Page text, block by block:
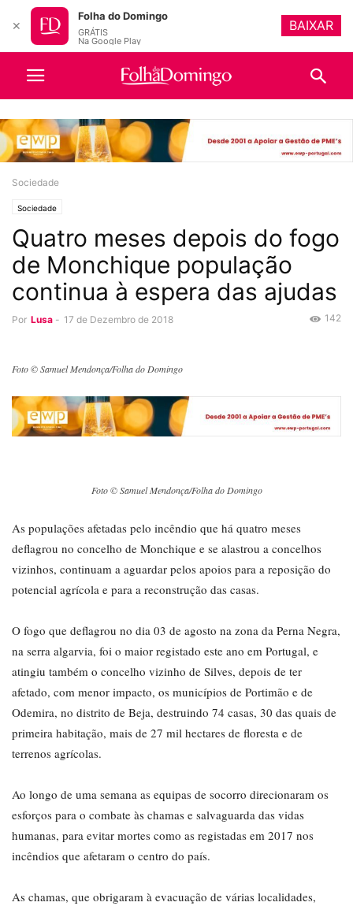
Sociedade
Sociedade
Quatro meses depois do fogo
de Monchique população
continua à espera das ajudas
Por Lusa - 17 de Dezembro de 2018 142
Foto © Samuel Mendonça/Folha do Domingo
Foto © Samuel Mendonça/Folha do Domingo
As populações afetadas pelo incêndio que há quatro meses
deflagrou no concelho de Monchique e se alastrou a concelhos
vizinhos, continuam a aguardar pelos apoios para a reposição do
potencial agrícola e para a reconstrução das casas.
O fogo que deflagrou no dia 03 de agosto na zona da Perna Negra,
na serra algarvia, foi o maior registado este ano em Portugal, e
atingiu também o concelho vizinho de Silves, depois de ter
afetado, com menor impacto, os municípios de Portimão e de
Odemira, no distrito de Beja, destruindo 74 casas, 30 das quais de
primeira habitação, mais de 27 mil hectares de floresta e de
terrenos agrícolas.
Ao longo de uma semana as equipas de socorro direcionaram os
esforços para o combate às chamas e salvaguarda das vidas
humanas, para evitar mortes como as registadas em 2017 nos
incêndios que afetaram o centro do país.
As chamas, que obrigaram à evacuação de várias localidades,
✕
Folha do Domingo
GRÁTIS
Na Google Play
BAIXAR